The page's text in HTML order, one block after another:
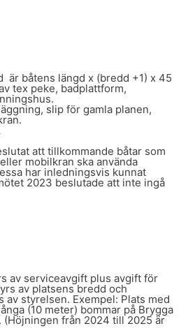
är båtens längd x (bredd +1) x 45
tex peke, badplattform,
slip för gamla planen,
att tillkommande båtar som
mobilkran ska använda
har inledningsvis kunnat
2023 beslutade att inte ingå
av serviceavgift plus avgift för
av platsens bredd och
av styrelsen. Exempel: Plats med
(10 meter) bommar på Brygga
(Höjningen från 2024 till 2025 är